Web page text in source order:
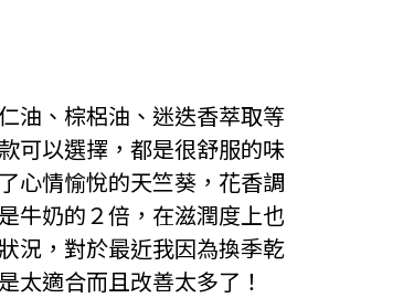
油、棕梠油、迷迭香萃取等
可以選擇，都是很舒服的味
心情愉悅的天竺葵，花香調
牛奶的２倍，在滋潤度上也
況，對於最近我因為換季乾
太適合而且改善太多了！